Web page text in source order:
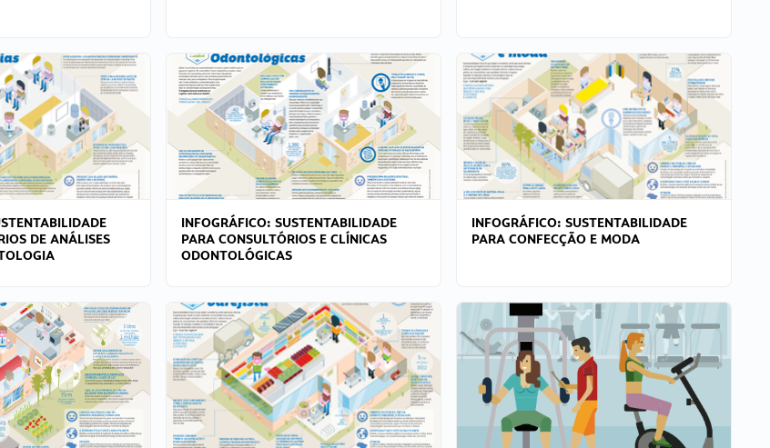
DE ANÁLISES
INFOGRÁFICO: SUSTENTABILIDADE
PARA CONSULTÓRIOS E CLÍNICAS
ODONTOLÓGICAS
INFOGRÁFICO: SUSTENTABILIDADE
PARA CONFECÇÃO E MODA